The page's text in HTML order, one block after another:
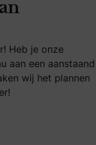
Heb je onze
aan een aanstaand
wij het plannen
het leukste